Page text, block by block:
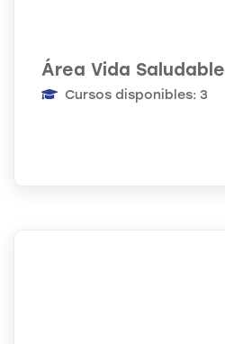
Área Vida Saludable
Cursos disponibles: 3